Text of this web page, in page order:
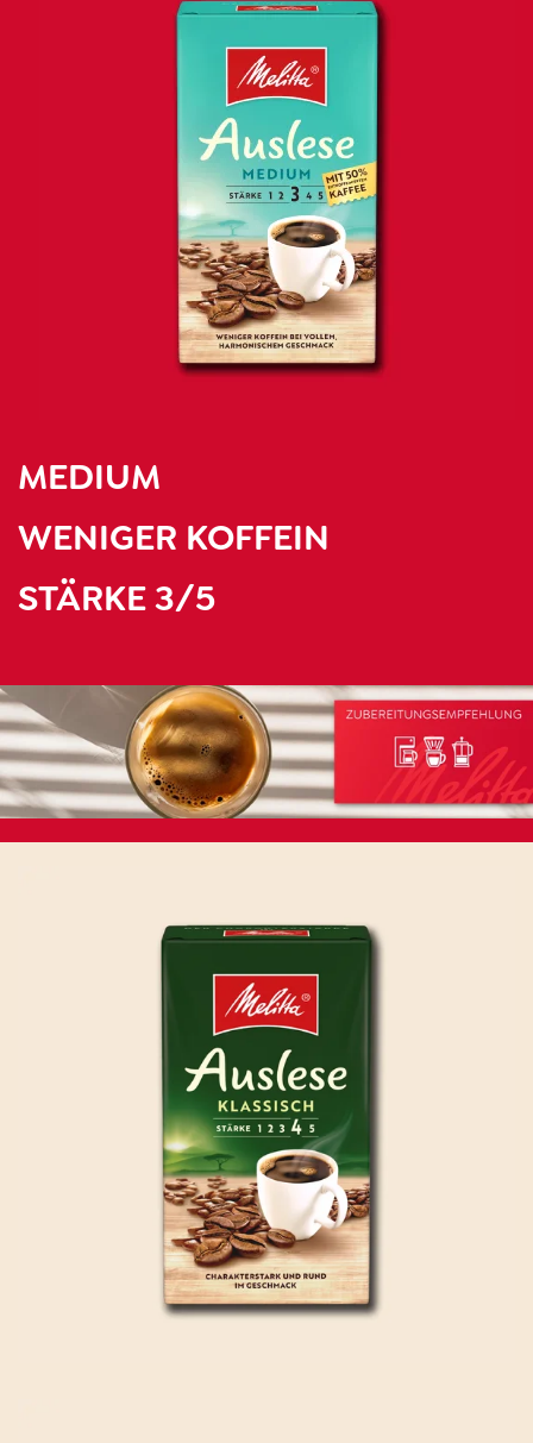
MEDIUM
WENIGER KOFFEIN
STÄRKE 3/5